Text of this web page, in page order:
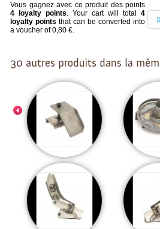
Vous gagnez avec ce produit des points
4 loyalty points. Your cart will total4
loyalty points that can be converted into
a voucher of0,80 €.